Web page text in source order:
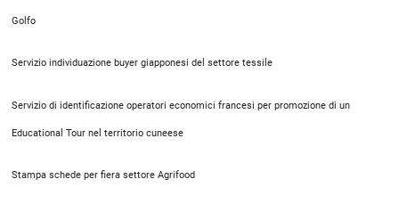
Golfo
Servizio individuazione buyer giapponesi del settore tessile
Servizio di identificazione operatori economici francesi per promozione di un
Educational Tour nel territorio cuneese
Stampa schede per fiera settore Agrifood